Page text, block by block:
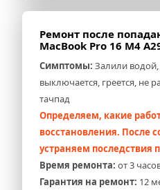
Ремонт после
MacBook Pro 16 M4
Симптомы: Залили водой,
выключается, греется, не
тачпад
Определяем, какие
восстановления. После
устраняем последствия
Время ремонта: от 3
Гарантия на ремонт: 12